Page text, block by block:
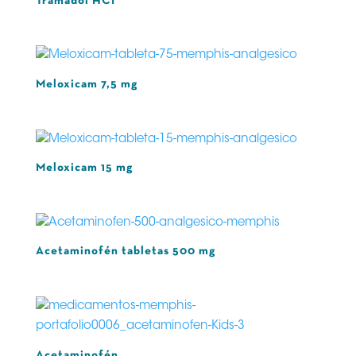
Meloxicam 7,5 mg
Meloxicam 15 mg
Acetaminofén tabletas 500 mg